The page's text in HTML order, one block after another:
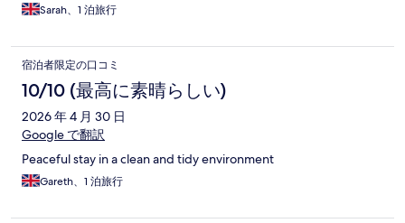
Sarah、1 泊旅行
宿泊者限定の口コミ
10/10 (最高に素晴らしい)
2026 年 4 月 30 日
Google で翻訳
Peaceful stay in a clean and tidy environment
Gareth、1 泊旅行